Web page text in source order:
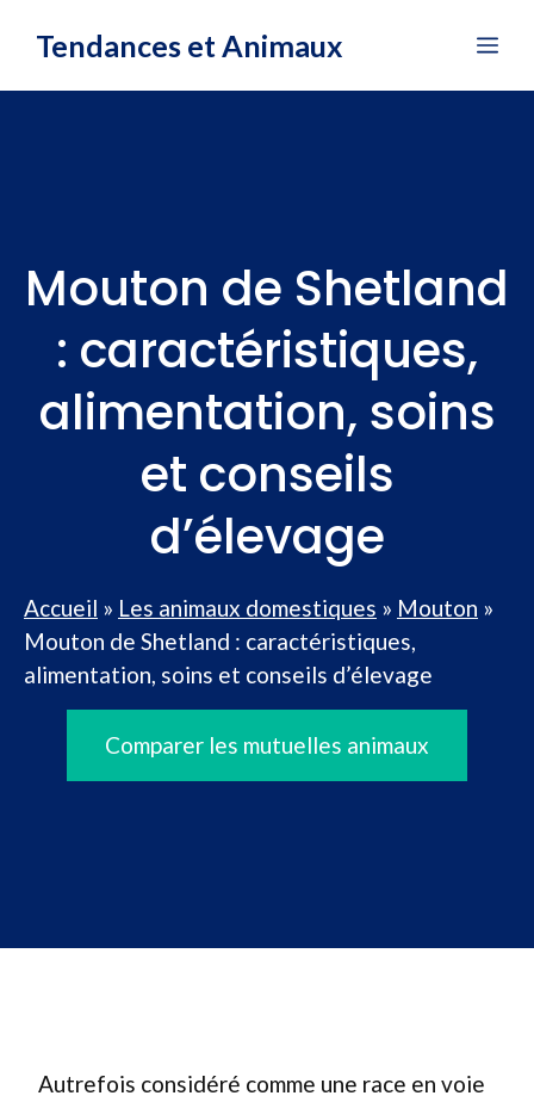
Tendances et Animaux
Mouton de Shetland
: caractéristiques,
alimentation, soins
et conseils
d’élevage
Accueil » Les animaux domestiques » Mouton »
Mouton de Shetland : caractéristiques,
alimentation, soins et conseils d’élevage
Comparer les mutuelles animaux
Autrefois considéré comme une race en voie